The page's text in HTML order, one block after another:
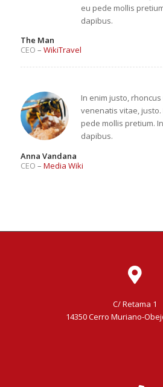
eu pede mollis
dapibus.
The Man
CEO – WikiTravel
In enim justo,
venenatis vitae,
pede mollis pretium.
dapibus.
Anna Vandana
CEO – Media Wiki
C/ Retama 1
14350 Cerro Muriano-